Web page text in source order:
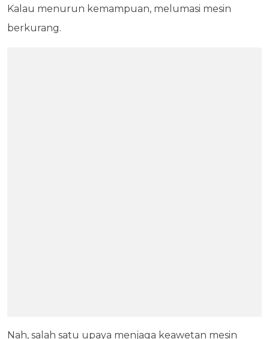
Kalau menurun kemampuan, melumasi mesin
berkurang.
Nah, salah satu upaya menjaga keawetan mesin